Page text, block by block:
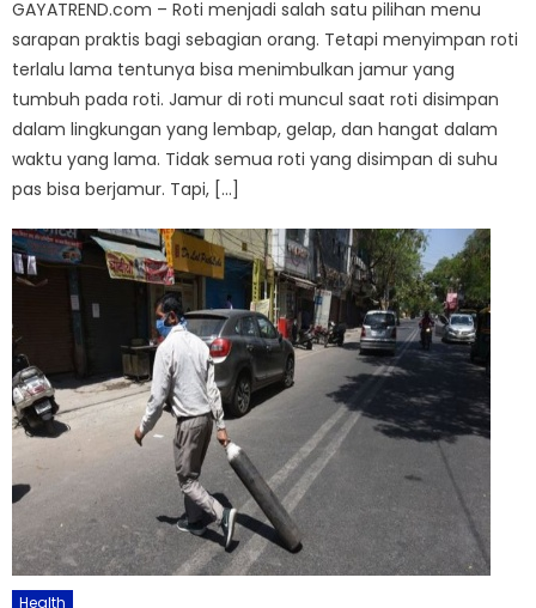
GAYATREND.com – Roti menjadi salah satu pilihan menu
sarapan praktis bagi sebagian orang. Tetapi menyimpan roti
terlalu lama tentunya bisa menimbulkan jamur yang
tumbuh pada roti. Jamur di roti muncul saat roti disimpan
dalam lingkungan yang lembap, gelap, dan hangat dalam
waktu yang lama. Tidak semua roti yang disimpan di suhu
pas bisa berjamur. Tapi, […]
Health